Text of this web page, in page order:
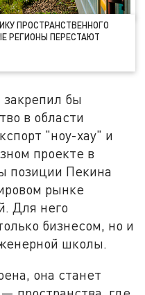
ПРОСТРАНСТВЕННОГО
РЕГИОНЫ ПЕРЕСТАЮТ
закрепил бы
в области
"ноу-хау" и
проекте в
позиции Пекина
рынке
Для него
бизнесом, но и
школы.
она станет